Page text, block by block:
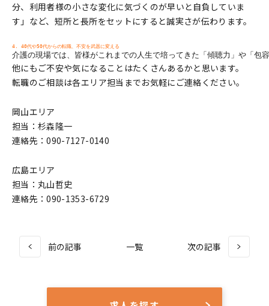
分、利用者様の小さな変化に気づくのが早いと自負していま
す」など、短所と長所をセットにすると誠実さが伝わります。
4. 40代や50代からの転職、不安を武器に変える
介護の現場では、皆様がこれまでの人生で培ってきた「傾聴力」や「
他にもご不安や気になることはたくさんあるかと思います。
転職のご相談は各エリア担当までお気軽にご連絡ください。
岡山エリア
担当：杉森隆一
連絡先：090-7127-0140
広島エリア
担当：丸山哲史
連絡先：090-1353-6729
前の記事 一覧 次の記事